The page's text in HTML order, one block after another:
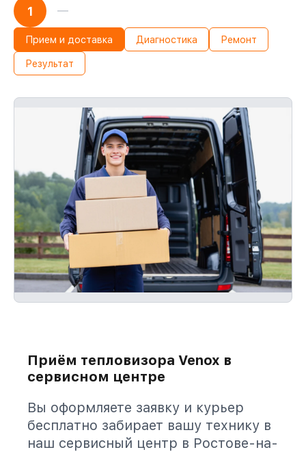
1
Прием и доставка Диагностика Ремонт
Результат
Приём тепловизора Venox в
сервисном центре
Вы оформляете заявку и курьер
бесплатно забирает вашу технику в
наш сервисный центр в Ростове-на-